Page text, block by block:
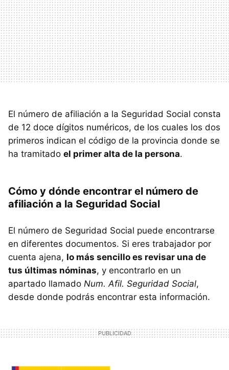
El número de afiliación a la Seguridad Social consta
de 12 doce dígitos numéricos, de los cuales los dos
primeros indican el código de la provincia donde se
ha tramitado el primer alta de la persona.
Cómo y dónde encontrar el número de
afiliación a la Seguridad Social
El número de Seguridad Social puede encontrarse
en diferentes documentos. Si eres trabajador por
cuenta ajena, lo más sencillo es revisar una de
tus últimas nóminas, y encontrarlo en un
apartado llamado Num. Afil. Seguridad Social,
desde donde podrás encontrar esta información.